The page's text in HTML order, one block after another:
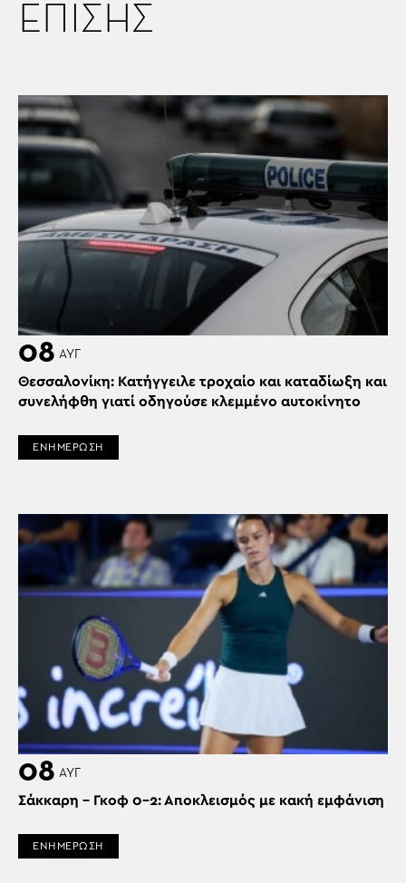
ΕΠΙΣΗΣ
08 ΑΥΓ
Θεσσαλονίκη: Κατήγγειλε τροχαίο και καταδίωξη και
συνελήφθη γιατί οδηγούσε κλεμμένο αυτοκίνητο
ΕΝΗΜΕΡΩΣΗ
08 ΑΥΓ
Σάκκαρη – Γκοφ 0-2: Αποκλεισμός με κακή εμφάνιση
ΕΝΗΜΕΡΩΣΗ